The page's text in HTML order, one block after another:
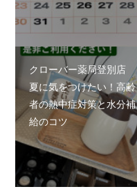
クローバー薬局登別店
夏に気をつけたい！高齢
者の熱中症対策と水分補
給のコツ